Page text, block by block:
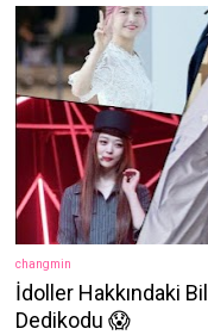
changmin
İdoller Hakkındaki
Dedikodu 😱